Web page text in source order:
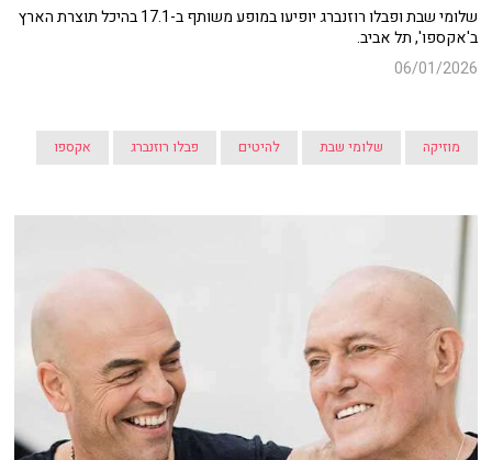
שלומי שבת ופבלו רוזנברג יופיעו במופע משותף ב-17.1 בהיכל תוצרת הארץ
ב'אקספו', תל אביב.
06/01/2026
מוזיקה שלומי שבת להיטים פבלו רוזנברג אקספו